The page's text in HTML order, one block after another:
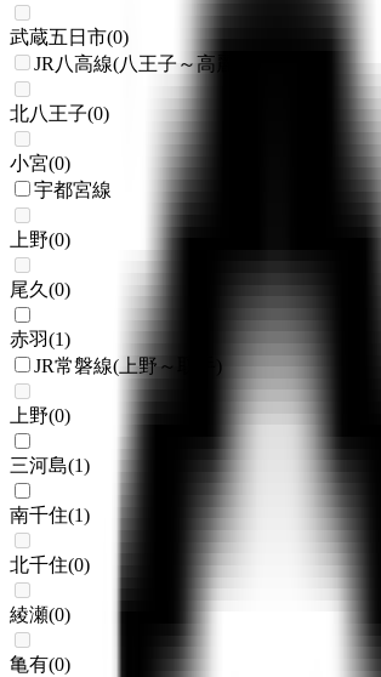
武蔵五日市(0)
JR八高線(八王子～高麗川)
北八王子(0)
小宮(0)
宇都宮線
上野(0)
尾久 (0)
赤羽(1)
JR常磐線(上野～取手)
上野(0)
三河島(1)
南千住(1)
北千住(0)
綾瀬(0)
亀有(0)